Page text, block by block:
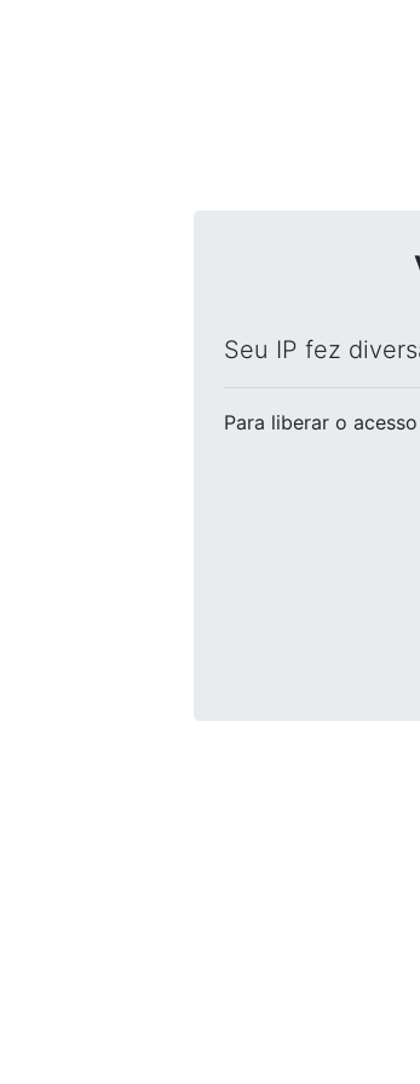
Seu IP fez
Para liberar o acesso